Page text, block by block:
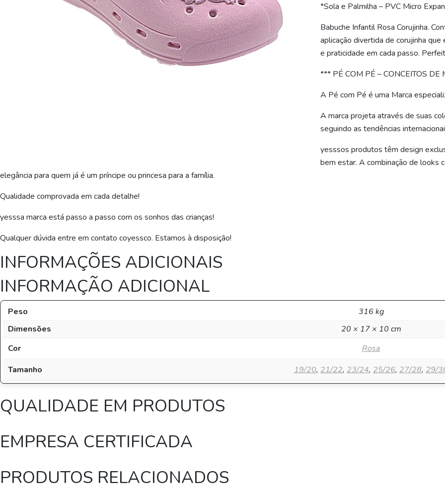
*Sola e Palmilha – PVC Micro
Babuche Infantil Rosa Corujinha.
aplicação divertida de corujinha
e praticidade em cada passo.
*** PÉ COM PÉ – CONCEITOS
A Pé com Pé é uma Marca
A marca projeta através de suas
seguindo as tendências
yesssos produtos têm design
bem estar. A combinação de looks
elegância para quem já é um príncipe ou princesa para a família.
Qualidade comprovada em cada detalhe!
yesssa marca está passo a passo com os sonhos das crianças!
Qualquer dúvida entre em contato coyessco. Estamos à disposição!
INFORMAÇÕES ADICIONAIS
INFORMAÇÃO ADICIONAL
Peso
316 kg
Dimensões
20 × 17 × 10 cm
Cor
Rosa
Tamanho
19/20, 21/22, 23/24, 25/26, 27/28, 29/
QUALIDADE EM PRODUTOS
EMPRESA CERTIFICADA
PRODUTOS RELACIONADOS